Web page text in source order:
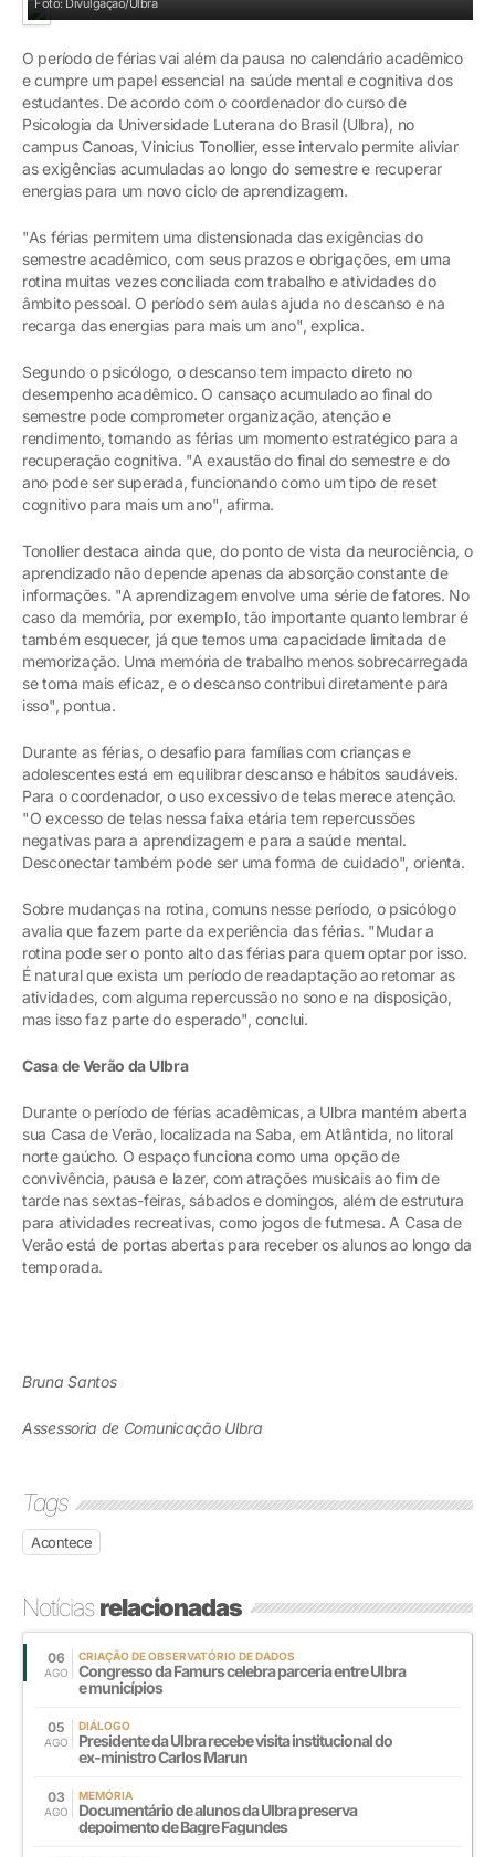
Foto: Divulgação/Ulbra
O período de férias vai além da pausa no calendário acadêmico
e cumpre um papel essencial na saúde mental e cognitiva dos
estudantes. De acordo com o coordenador do curso de
Psicologia da Universidade Luterana do Brasil (Ulbra), no
campus Canoas, Vinicius Tonollier, esse intervalo permite aliviar
as exigências acumuladas ao longo do semestre e recuperar
energias para um novo ciclo de aprendizagem.
"As férias permitem uma distensionada das exigências do
semestre acadêmico, com seus prazos e obrigações, em uma
rotina muitas vezes conciliada com trabalho e atividades do
âmbito pessoal. O período sem aulas ajuda no descanso e na
recarga das energias para mais um ano", explica.
Segundo o psicólogo, o descanso tem impacto direto no
desempenho acadêmico. O cansaço acumulado ao final do
semestre pode comprometer organização, atenção e
rendimento, tornando as férias um momento estratégico para a
recuperação cognitiva. "A exaustão do final do semestre e do
ano pode ser superada, funcionando como um tipo de reset
cognitivo para mais um ano", afirma.
Tonollier destaca ainda que, do ponto de vista da neurociência, o
aprendizado não depende apenas da absorção constante de
informações. "A aprendizagem envolve uma série de fatores. No
caso da memória, por exemplo, tão importante quanto lembrar é
também esquecer, já que temos uma capacidade limitada de
memorização. Uma memória de trabalho menos sobrecarregada
se torna mais eficaz, e o descanso contribui diretamente para
isso", pontua.
Durante as férias, o desafio para famílias com crianças e
adolescentes está em equilibrar descanso e hábitos saudáveis.
Para o coordenador, o uso excessivo de telas merece atenção.
"O excesso de telas nessa faixa etária tem repercussões
negativas para a aprendizagem e para a saúde mental.
Desconectar também pode ser uma forma de cuidado", orienta.
Sobre mudanças na rotina, comuns nesse período, o psicólogo
avalia que fazem parte da experiência das férias. "Mudar a
rotina pode ser o ponto alto das férias para quem optar por isso.
É natural que exista um período de readaptação ao retomar as
atividades, com alguma repercussão no sono e na disposição,
mas isso faz parte do esperado", conclui.
Casa de Verão da Ulbra
Durante o período de férias acadêmicas, a Ulbra mantém aberta
sua Casa de Verão, localizada na Saba, em Atlântida, no litoral
norte gaúcho. O espaço funciona como uma opção de
convivência, pausa e lazer, com atrações musicais ao fim de
tarde nas sextas-feiras, sábados e domingos, além de estrutura
para atividades recreativas, como jogos de futmesa. A Casa de
Verão está de portas abertas para receber os alunos ao longo da
temporada.
Bruna Santos
Assessoria de Comunicação Ulbra
Tags
Acontece
Notíciasrelacionadas
06
AGO
CRIAÇÃO DE OBSERVATÓRIO DE DADOS
Congresso da Famurs celebra parceria entre Ulbra
e municípios
05
AGO
DIÁLOGO
Presidente da Ulbra recebe visita institucional do
ex-ministro Carlos Marun
03
AGO
MEMÓRIA
Documentário de alunos da Ulbra preserva
depoimento de Bagre Fagundes